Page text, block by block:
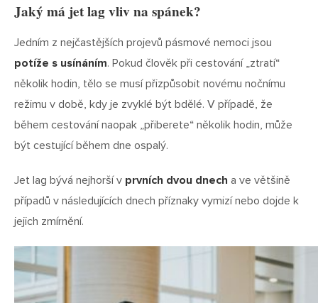
Jaký má jet lag vliv na spánek?
Jedním z nejčastějších projevů pásmové nemoci jsou
potíže s usínáním. Pokud člověk při cestování „ztratí“
několik hodin, tělo se musí přizpůsobit novému nočnímu
režimu v době, kdy je zvyklé být bdělé. V případě, že
během cestování naopak „přiberete“ několik hodin, může
být cestující během dne ospalý.
Jet lag bývá nejhorší v prvních dvou dnech a ve většině
případů v následujících dnech příznaky vymizí nebo dojde k
jejich zmírnění.